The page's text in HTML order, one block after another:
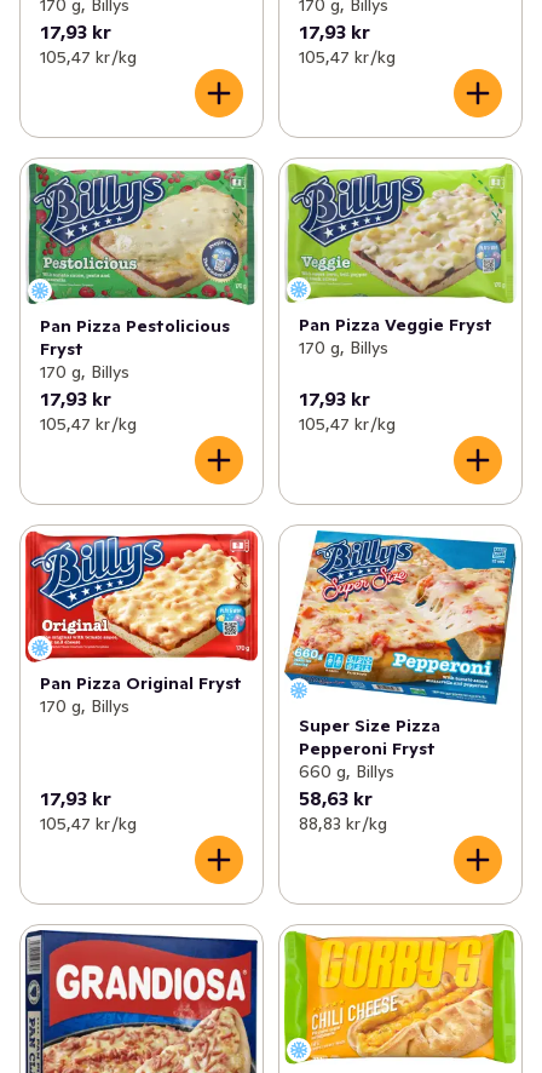
170 g, Billys
17,93 kr
105,47 kr /kg
170 g, Billys
17,93 kr
105,47 kr /kg
Pan Pizza Pestolicious
Fryst
170 g, Billys
17,93 kr
105,47 kr /kg
Pan Pizza Veggie Fryst
170 g, Billys
17,93 kr
105,47 kr /kg
Pan Pizza Original Fryst
170 g, Billys
17,93 kr
105,47 kr /kg
Super Size Pizza
Pepperoni Fryst
660 g, Billys
58,63 kr
88,83 kr /kg